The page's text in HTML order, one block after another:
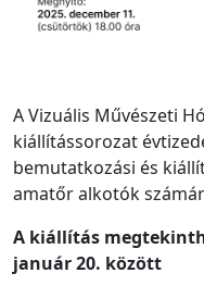
A Vizuális Művészeti
kiállítássorozat
bemutatkozási és
amatőr alkotók
A kiállítás
január 20. között